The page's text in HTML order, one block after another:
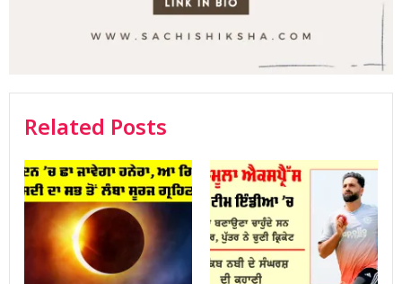
Related Posts